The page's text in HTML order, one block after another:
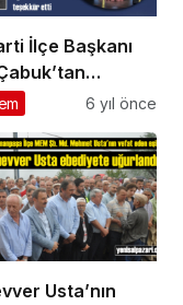
İlçe Başkanı
Uğur6 yıl önce
Usta’nın